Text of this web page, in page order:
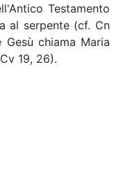
Testamento
al serpente (cf. Cn
chiama Maria
19, 26).